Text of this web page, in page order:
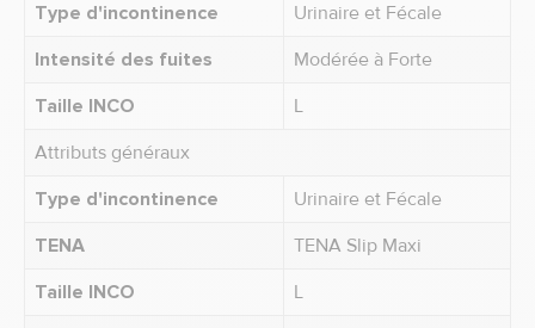
Type d'incontinence
Urinaire et Fécale
Intensité des fuites
Modérée à Forte
Taille INCO
L
Attributs généraux
Type d'incontinence
Urinaire et Fécale
TENA
TENA Slip Maxi
Taille INCO
L